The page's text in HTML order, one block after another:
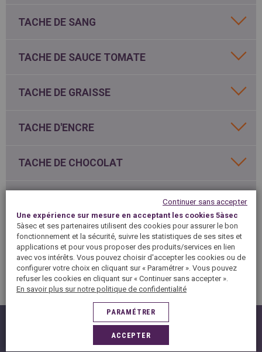
HUNGARY
TACHE DE SANG
TACHE DE SAUCE TOMATE
TACHE DE GRAISSE
TACHE D'ENCRE
TACHE DE CHOCOLAT
TACHE DE CIRE
TACHE DE CHEWING-GUM
SAVOIR LIRE UNE ETIQUETTE
Une expérience sur mesure en acceptant les cookies 5àsec
5àsec et ses partenaires utilisent des cookies pour assurer le bon
fonctionnement et la sécurité, suivre les statistiques de ses sites et
applications et pour vous proposer des produits/services en lien
avec vos intérêts. Vous pouvez choisir d'accepter les cookies ou de
configurer votre choix en cliquant sur « Paramétrer ». Vous pouvez
refuser les cookies en cliquant sur « Continuer sans accepter ».
En savoir plus sur notre politique de confidentialité
ACCEPTER
PARAMÉTRER
Continuer sans accepter